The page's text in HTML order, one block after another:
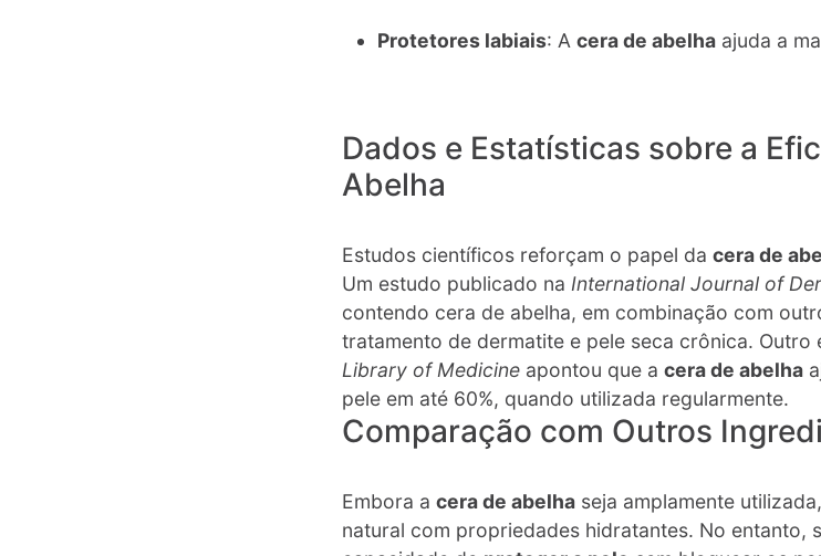
Protetores labiais: A cera de abelha ajuda a
Dados e Estatísticas sobre a
Abelha
Estudos científicos reforçam o papel da cera de
Um estudo publicado na International Journal of
contendo cera de abelha, em combinação com
tratamento de dermatite e pele seca crônica​. Outro
Library of Medicine apontou que a cera de abelha
pele em até 60%, quando utilizada regularmente​.
Comparação com Outros
Embora a cera de abelha seja amplamente
natural com propriedades hidratantes. No entanto,